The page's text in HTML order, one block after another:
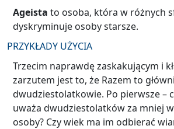
Ageista to osoba, która w różnych
dyskryminuje osoby starsze.
PRZYKŁADY UŻYCIA
Trzecim naprawdę zaskakującym i
zarzutem jest to, że Razem to
dwudziestolatkowie. Po pierwsze –
uważa dwudziestolatków za mniej
osoby? Czy wiek ma im odbierać